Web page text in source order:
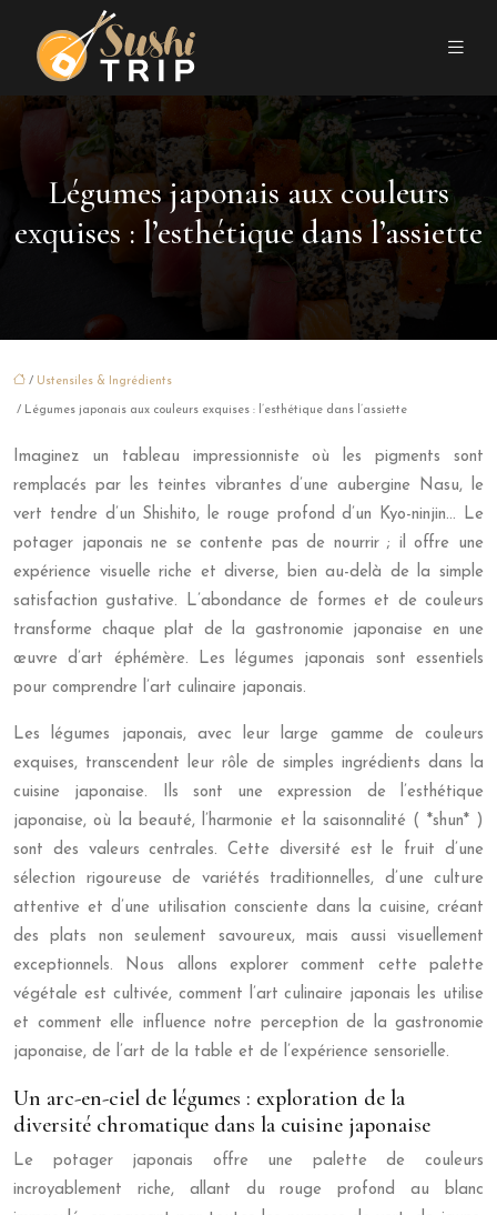
Légumes japonais aux couleurs
exquises : l’esthétique dans l’assiette
/ Ustensiles & Ingrédients
/ Légumes japonais aux couleurs exquises : l’esthétique dans l’assiette
Imaginez un tableau impressionniste où les pigments sont
remplacés par les teintes vibrantes d’une aubergine Nasu, le
vert tendre d’un Shishito, le rouge profond d’un Kyo-ninjin… Le
potager japonais ne se contente pas de nourrir ; il offre une
expérience visuelle riche et diverse, bien au-delà de la simple
satisfaction gustative. L’abondance de formes et de couleurs
transforme chaque plat de la gastronomie japonaise en une
œuvre d’art éphémère. Les légumes japonais sont essentiels
pour comprendre l’art culinaire japonais.
Les légumes japonais, avec leur large gamme de couleurs
exquises, transcendent leur rôle de simples ingrédients dans la
cuisine japonaise. Ils sont une expression de l’esthétique
japonaise, où la beauté, l’harmonie et la saisonnalité ( *shun* )
sont des valeurs centrales. Cette diversité est le fruit d’une
sélection rigoureuse de variétés traditionnelles, d’une culture
attentive et d’une utilisation consciente dans la cuisine, créant
des plats non seulement savoureux, mais aussi visuellement
exceptionnels. Nous allons explorer comment cette palette
végétale est cultivée, comment l’art culinaire japonais les utilise
et comment elle influence notre perception de la gastronomie
japonaise, de l’art de la table et de l’expérience sensorielle.
Un arc-en-ciel de légumes : exploration de la
diversité chromatique dans la cuisine japonaise
Le potager japonais offre une palette de couleurs
incroyablement riche, allant du rouge profond au blanc